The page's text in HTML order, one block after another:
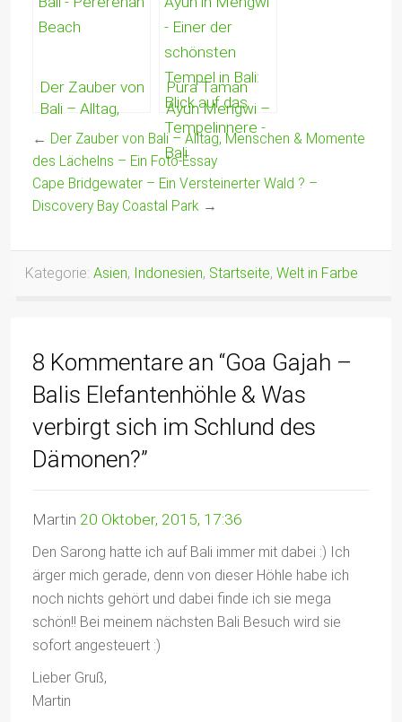
den Meistern
der Tarnung! –
Tour von Ubud
nach Lovina!
Der Zauber von
Bali – Alltag,
Menschen &
Momente des
Lächelns – Ein
Foto-Essay
Pura Taman
Ayun Mengwi –
Schwimmender
Garten & einer
der schönsten
← Der Zauber von Bali – Alltag, Menschen & Momente
des Lächelns – Ein Foto-Essay
Cape Bridgewater – Ein Versteinerter Wald ? –
Discovery Bay Coastal Park →
Kategorie: Asien, Indonesien, Startseite, Welt in Farbe
8 Kommentare an “Goa Gajah –
Balis Elefantenhöhle & Was
verbirgt sich im Schlund des
Dämonen?”
Martin 20 Oktober, 2015, 17:36
Den Sarong hatte ich auf Bali immer mit dabei :) Ich
ärger mich gerade, denn von dieser Höhle habe ich
noch nichts gehört und dabei finde ich sie mega
schön!! Bei meinem nächsten Bali Besuch wird sie
sofort angesteuert :)
Lieber Gruß,
Martin